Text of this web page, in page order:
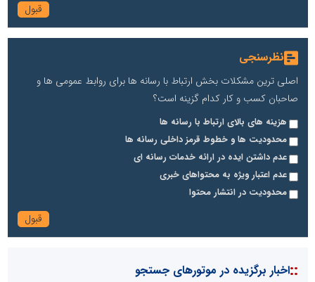
نظرسنجی
اصلی ترین مشکلات بخش ارتباط با رسانه ها برای روابط عمومی ها و
صاحبان کسب و کار کدام گزینه است؟
هزینه های بالای ارتباط با رسانه ها
محدودیت ها و خطوط قرمز داخلی رسانه ها
عدم داشتن ایده در ارائه خدمات رسانه ای
عدم اعتبار ویژه به محتواهای خبری
محدودیت در انتشار محتوا
::اخبار برگزیده در موتورهای جستجو